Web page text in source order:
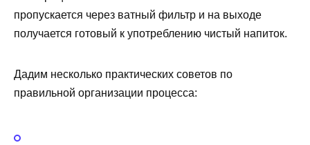
пропускается через ватный фильтр и на выходе
получается готовый к употреблению чистый напиток.
Дадим несколько практических советов по
правильной организации процесса: